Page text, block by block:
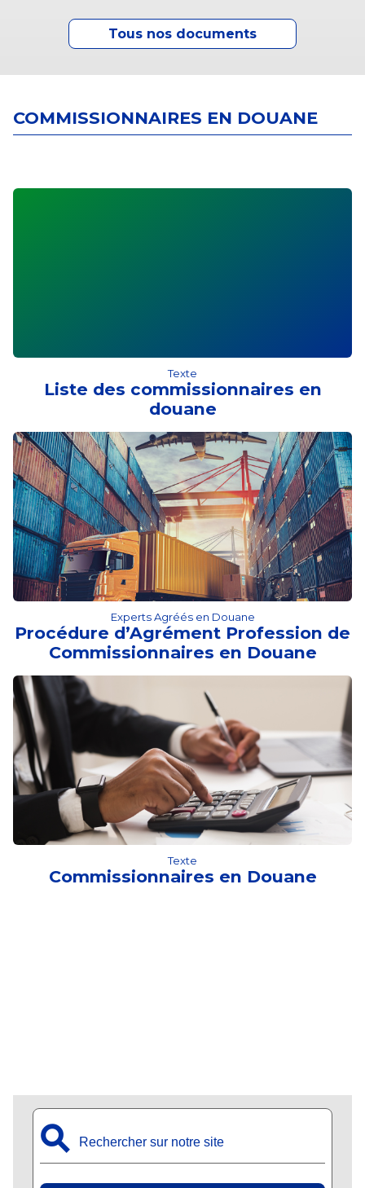
Tous nos documents
COMMISSIONNAIRES EN DOUANE
Texte
Liste des commissionnaires en
douane
Experts Agréés en Douane
Procédure d’Agrément Profession de
Commissionnaires en Douane
Texte
Commissionnaires en Douane
⚲